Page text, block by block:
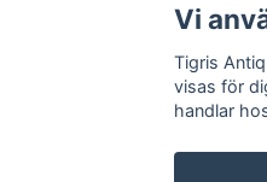
Info@tigrisantiques.comVi
Tigris
visas för
handlar